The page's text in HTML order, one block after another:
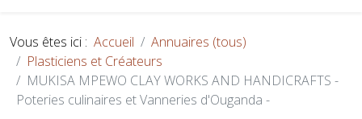
Vous êtes ici : Accueil
Annuaires (tous)
Plasticiens et Créateurs
MUKISA MPEWO CLAY WORKS AND HANDICRAFTS -
Poteries culinaires et Vanneries d'Ouganda -